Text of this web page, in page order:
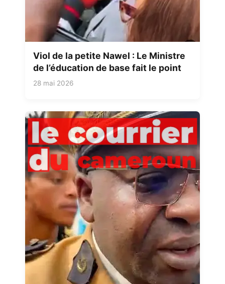
Viol de la petite Nawel : Le Ministre
de l’éducation de base fait le point
28 mai 2026